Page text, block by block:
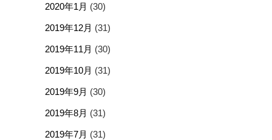
2020年1月 (30)
2019年12月 (31)
2019年11月 (30)
2019年10月 (31)
2019年9月 (30)
2019年8月 (31)
2019年7月 (31)